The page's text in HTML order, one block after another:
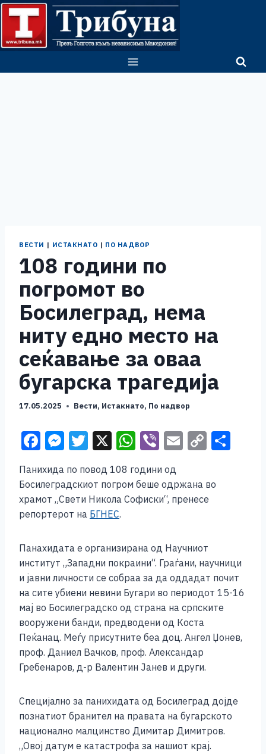
Skip
content
ВЕСТИ | ИСТАКНАТО | ПО НАДВОР
108 години по
погромот во
Босилеград, нема
ниту едно место на
сеќавање за оваа
бугарска трагедија
17.05.2025 Вести, Истакнато, По надвор
F
c
e
b
o
k
M
ss
e
n
er
T
tt
er
X W
at
s
p
Vi
er
E
ai
l
C
p
y
k
Панихида по повод 108 години од
Босилеградскиот погром беше одржана во
храмот „Свети Никола Софиски“, пренесе
репортерот на БГНЕС.
Панахидата е организирана од Научниот
институт „Западни покраини“. Граѓани, научници
и јавни личности се собраа за да оддадат почит
на сите убиени невини Бугари во периодот 15-16
мај во Босилеградско од страна на српските
вооружени банди, предводени од Коста
Пеќанац. Меѓу присутните беа доц. Ангел Џонев,
проф. Даниел Вачков, проф. Александар
Гребенаров, д-р Валентин Јанев и други.
Специјално за панихидата од Босилеград дојде
познатиот бранител на правата на бугарското
национално малцинство Димитар Димитров.
„Овој датум е катастрофа за нашиот крај.